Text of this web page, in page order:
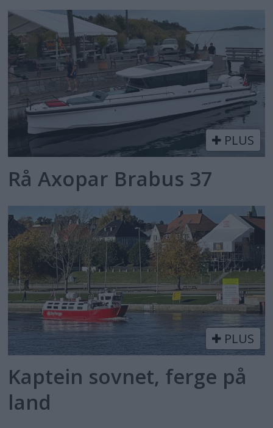
PLUS
Rå Axopar Brabus 37
PLUS
Kaptein sovnet, ferge på
land